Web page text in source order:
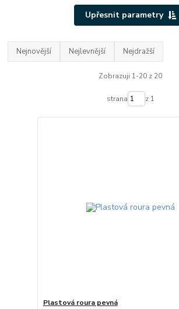
Upřesnit parametry
Nejnovější Nejlevnější Nejdražší
Zobrazuji 1-20 z 20
strana z 1
Plastová roura pevná